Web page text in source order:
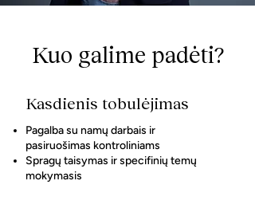
Kuo galime padėti?
Kasdienis tobulėjimas
Pagalba su namų darbais ir
pasiruošimas kontroliniams
Spragų taisymas ir specifinių temų
mokymasis